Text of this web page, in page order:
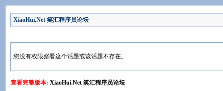
XiaoHui.Net 笑汇程序员论坛
您没有权限察看这个话题或该话题不存在。
查看完整版本: XiaoHui.Net 笑汇程序员论坛